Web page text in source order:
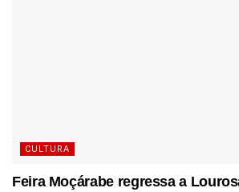
CULTURA
Feira Moçárabe regressa a